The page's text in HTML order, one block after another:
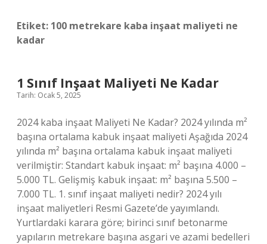
Etiket: 100 metrekare kaba inşaat maliyeti ne
kadar
1 Sınıf Inşaat Maliyeti Ne Kadar
Tarih: Ocak 5, 2025
2024 kaba inşaat Maliyeti Ne Kadar? 2024 yılında m²
başına ortalama kabuk inşaat maliyeti Aşağıda 2024
yılında m² başına ortalama kabuk inşaat maliyeti
verilmiştir: Standart kabuk inşaat: m² başına 4.000 –
5.000 TL. Gelişmiş kabuk inşaat: m² başına 5.500 –
7.000 TL. 1. sınıf inşaat maliyeti nedir? 2024 yılı
inşaat maliyetleri Resmi Gazete’de yayımlandı.
Yurtlardaki karara göre; birinci sınıf betonarme
yapıların metrekare başına asgari ve azami bedelleri